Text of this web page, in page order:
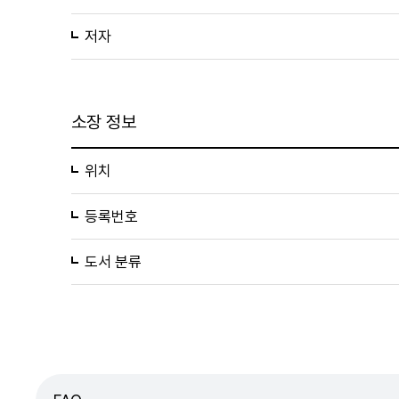
저자
소장 정보
위치
등록번호
도서 분류